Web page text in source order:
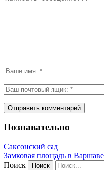
Познавательно
Саксонский сад
Замковая площадь в Варшаве
Поиск